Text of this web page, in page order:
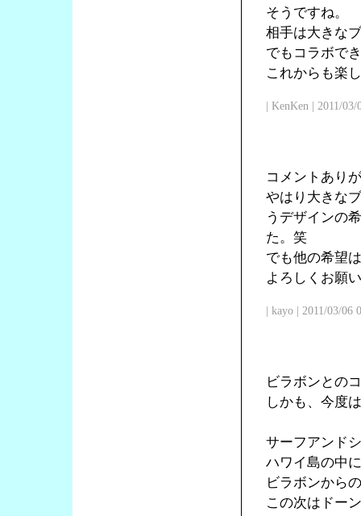
そうですね。
相手は大きな
でもコラボで
これからも楽
| KenKen | 2011/
コメントあり
やはり大きな
うデザインの
た。笑
でも他の希望
よろしくお願
| kayo | 2011/03/06
ビラボンとの
しかも、今度
サーフアンド
ハワイ島の中
ビラボンから
この次はドー